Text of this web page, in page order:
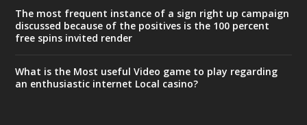
The most frequent instance of a sign right up campaign
discussed because of the positives is the 100 percent
free spins invited render
What is the Most useful Video game to play regarding
an enthusiastic internet Local casino?